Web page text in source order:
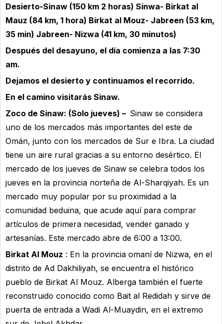
Desierto-Sinaw (150 km 2 horas) Sinwa- Birkat al
Mauz (84 km, 1 hora) Birkat al Mouz- Jabreen (53 km,
35 min) Jabreen- Nizwa (41 km, 30 minutos)
Después del desayuno, el día comienza a las 7:30
am.
Dejamos el desierto y continuamos el recorrido.
En el camino visitarás Sinaw.
Zoco de Sinaw: (Solo jueves) – Sinaw se considera
uno de los mercados más importantes del este de
Omán, junto con los mercados de Sur e Ibra. La ciudad
tiene un aire rural gracias a su entorno desértico. El
mercado de los jueves de Sinaw se celebra todos los
jueves en la provincia norteña de Al-Sharqiyah. Es un
mercado muy popular por su proximidad a la
comunidad beduina, que acude aquí para comprar
artículos de primera necesidad, vender ganado y
artesanías. Este mercado abre de 6:00 a 13:00.
Birkat Al Mouz : En la provincia omaní de Nizwa, en el
distrito de Ad Dakhiliyah, se encuentra el histórico
pueblo de Birkat Al Mouz. Alberga también el fuerte
reconstruido conocido como Bait al Redidah y sirve de
puerta de entrada a Wadi Al-Muaydin, en el extremo